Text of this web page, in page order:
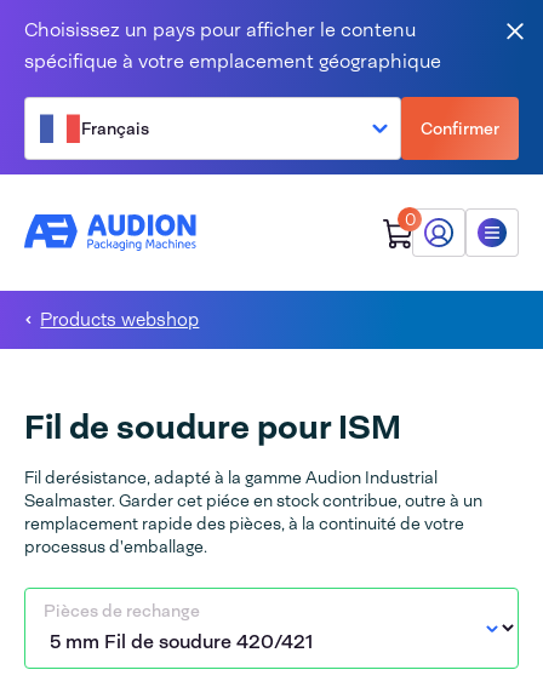
Choisissez un pays pour afficher le contenu
spécifique à votre emplacement géographique
Français Confirmer
0
Mon Audion
Menu
Products webshop
Fil de soudure pour ISM
Fil derésistance, adapté à la gamme Audion Industrial
Sealmaster. Garder cet piéce en stock contribue, outre à un
remplacement rapide des pièces, à la continuité de votre
processus d'emballage.
Pièces de rechange